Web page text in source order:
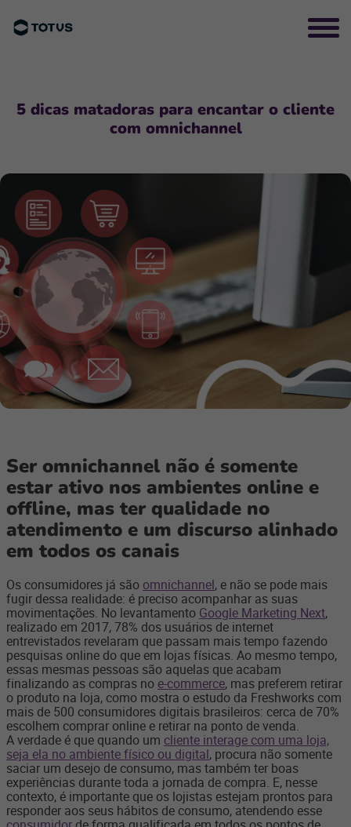
5 dicas matadoras para encantar o cliente
com omnichannel
Ser omnichannel não é somente
estar ativo nos ambientes online e
offline, mas ter qualidade no
atendimento e um discurso alinhado
em todos os canais
Os consumidores já são omnichannel, e não se pode mais
fugir dessa realidade: é preciso acompanhar as suas
movimentações. No levantamento Google Marketing Next,
realizado em 2017, 78% dos usuários de internet
entrevistados revelaram que passam mais tempo fazendo
pesquisas online do que em lojas físicas. Ao mesmo tempo,
essas mesmas pessoas são aquelas que acabam
finalizando as compras no e-commerce, mas preferem retirar
o produto na loja, como mostra o estudo da Freshworks com
mais de 500 consumidores digitais brasileiros: cerca de 70%
escolhem comprar online e retirar na ponto de venda.
A verdade é que quando um cliente interage com uma loja,
seja ela no ambiente físico ou digital, procura não somente
saciar um desejo de consumo, mas também ter boas
experiências durante toda a jornada de compra. E, nesse
contexto, é importante que os lojistas estejam prontos para
responder aos seus hábitos de consumo, atendendo esse